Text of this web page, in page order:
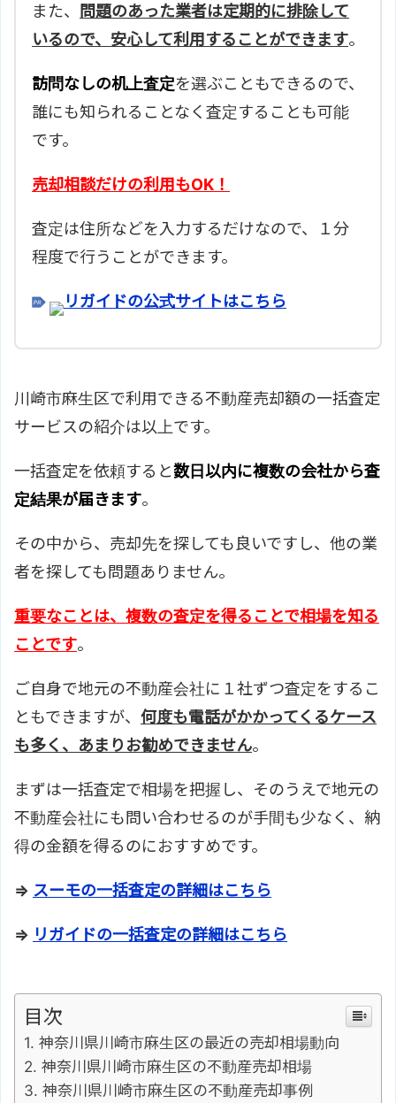
また、
問題のあった業者は定期的に排除して
いるので、安心して利用することができます。
訪問なしの机上査定を選ぶこともできるので、
誰にも知られることなく査定することも可能
です。
売却相談だけの利用もOK！
査定は住所などを入力するだけなので、１分
程度で行うことができます。
リガイドの公式サイトはこちら
川崎市麻生区で利用できる不動産売却額の一括査定
サービスの紹介は以上です。
一括査定を依頼すると数日以内に複数の会社から査
定結果が届きます。
その中から、売却先を探しても良いですし、他の業
者を探しても問題ありません。
重要なことは、複数の査定を得ることで相場を知る
ことです。
ご自身で地元の不動産会社に１社ずつ査定をするこ
ともできますが、 何度も電話がかかってくるケース
も多く、あまりお勧めできません。
まずは一括査定で相場を把握し、そのうえで地元の
不動産会社にも問い合わせるのが手間も少なく、納
得の金額を得るのにおすすめです。
⇒ スーモの一括査定の詳細はこちら
⇒ リガイドの一括査定の詳細はこちら
目次
神奈川県川崎市麻生区の最近の売却相場動向
神奈川県川崎市麻生区の不動産売却相場
神奈川県川崎市麻生区の不動産売却事例